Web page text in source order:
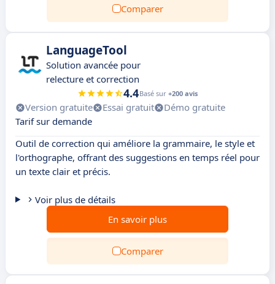
Comparer
LanguageTool
Solution avancée pour
relecture et correction
4.4Basé sur +200 avis
Version gratuite Essai gratuit
Démo gratuite
Tarif sur demande
Outil de correction qui améliore la grammaire, le style et
l'orthographe, offrant des suggestions en temps réel pour
un texte clair et précis.
Voir plus de détails
En savoir plus
Comparer